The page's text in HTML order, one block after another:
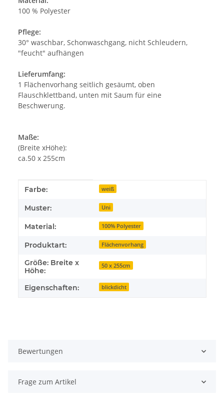
100 % Polyester
Pflege:
30° waschbar, Schonwaschgang, nicht Schleudern,
"feucht" aufhängen
Lieferumfang:
1 Flächenvorhang seitlich gesäumt, oben
Flauschklettband, unten mit Saum für eine
Beschwerung.
Maße:
(Breite xHöhe):
ca.50 x 255cm
Produkteigenschaft
Wert
Farbe: weiß
Muster: Uni
Material: 100% Polyester
Produktart: Flächenvorhang
Größe: Breite x
Höhe:
50 x 255cm
Eigenschaften: blickdicht
Bewertungen
Frage zum Artikel